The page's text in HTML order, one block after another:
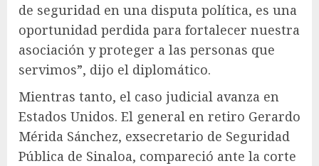
de seguridad en una disputa política, es una
oportunidad perdida para fortalecer nuestra
asociación y proteger a las personas que
servimos”, dijo el diplomático.
Mientras tanto, el caso judicial avanza en
Estados Unidos. El general en retiro Gerardo
Mérida Sánchez, exsecretario de Seguridad
Pública de Sinaloa, compareció ante la corte